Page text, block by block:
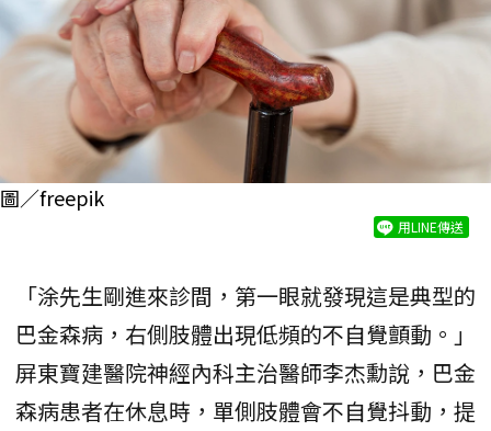
圖／freepik
用LINE傳送
「涂先生剛進來診間，第一眼就發現這是典型的
巴金森病，右側肢體出現低頻的不自覺顫動。」
屏東寶建醫院神經內科主治醫師李杰勳說，巴金
森病患者在休息時，單側肢體會不自覺抖動，提